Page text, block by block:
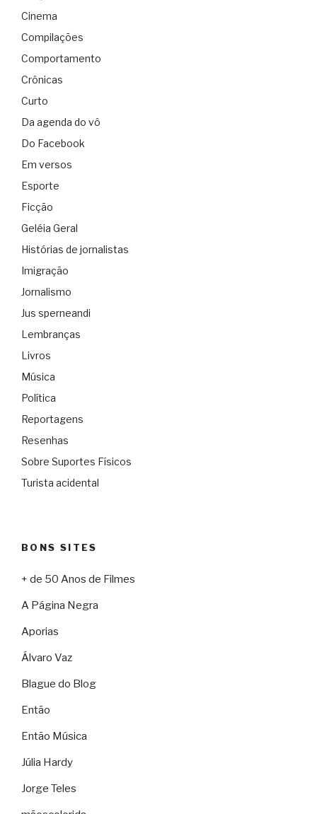
Cinema
Compilações
Comportamento
Crônicas
Curto
Da agenda do vô
Do Facebook
Em versos
Esporte
Ficção
Geléia Geral
Histórias de jornalistas
Imigração
Jornalismo
Jus sperneandi
Lembranças
Livros
Música
Política
Reportagens
Resenhas
Sobre Suportes Físicos
Turista acidental
BONS SITES
+ de 50 Anos de Filmes
A Página Negra
Aporias
Álvaro Vaz
Blague do Blog
Então
Então Música
Júlia Hardy
Jorge Teles